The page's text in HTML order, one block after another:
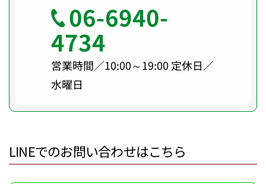
06-6940-
4734
営業時間／10:00～19:00 定休日／
水曜日
LINEでのお問い合わせはこちら